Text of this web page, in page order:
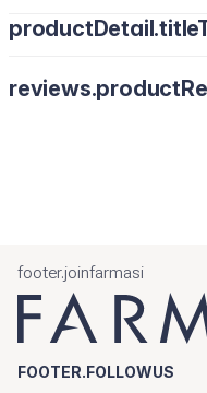
footer.joinfarmasi
FOOTER.FOLLOWUS